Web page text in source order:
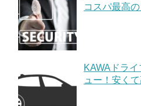
コスパ最高
KAWAドラ
ュー！安く